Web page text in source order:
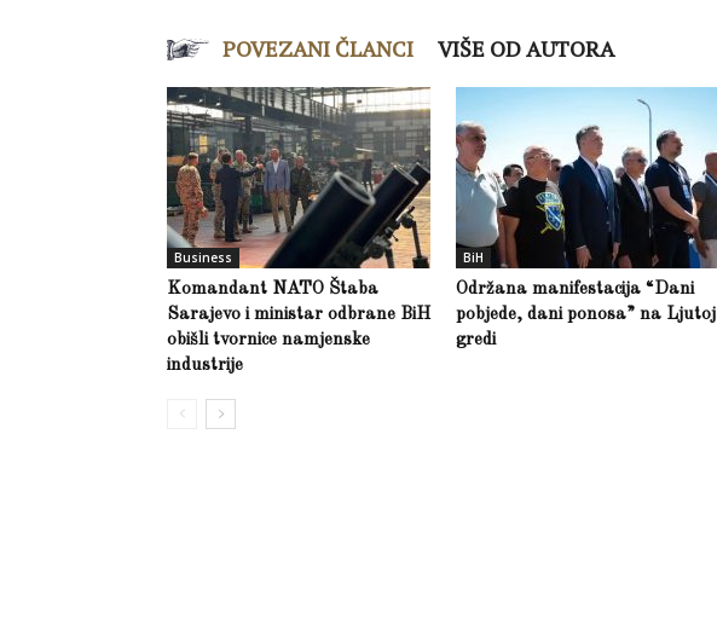
POVEZANI ČLANCI VIŠE OD AUTORA
Business
Komandant NATO Štaba
Sarajevo i ministar odbrane BiH
obišli tvornice namjenske
industrije
BiH
Održana manifestacija “Dani
pobjede, dani ponosa” na Ljutoj
gredi